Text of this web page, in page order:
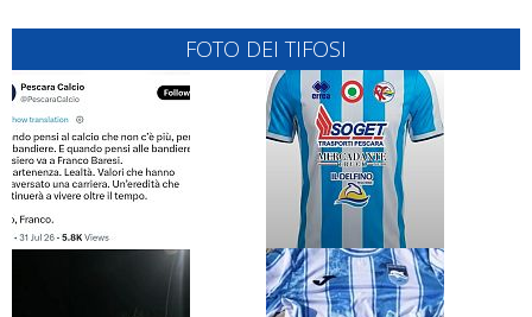
FOTO DEI TIFOSI